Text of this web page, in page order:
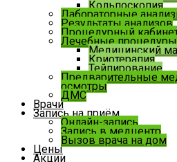
Кольпоскопия
Лабораторные
Результаты анализов
Процедурный
Лечебные процедуры
Медицинский
Криотерапия
Тейпирование
Предварительные
осмотры
ДМС
Врачи
Запись на приём
Онлайн-запись
Запись в медцентр
Вызов врача на дом
Цены
Акции